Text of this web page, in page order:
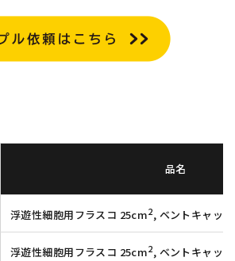
品名
浮遊性細胞用フラスコ 25cm2, ベントキャップ
浮遊性細胞用フラスコ 25cm2, ベントキャッ